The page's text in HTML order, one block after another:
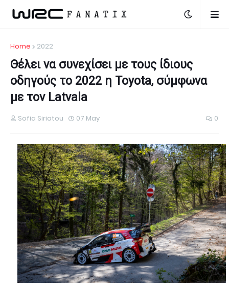
Home 2022
Θέλει να συνεχίσει με τους ίδιους
οδηγούς το 2022 η Toyota, σύμφωνα
με τον Latvala
Sofia Siriatou 07 May 0